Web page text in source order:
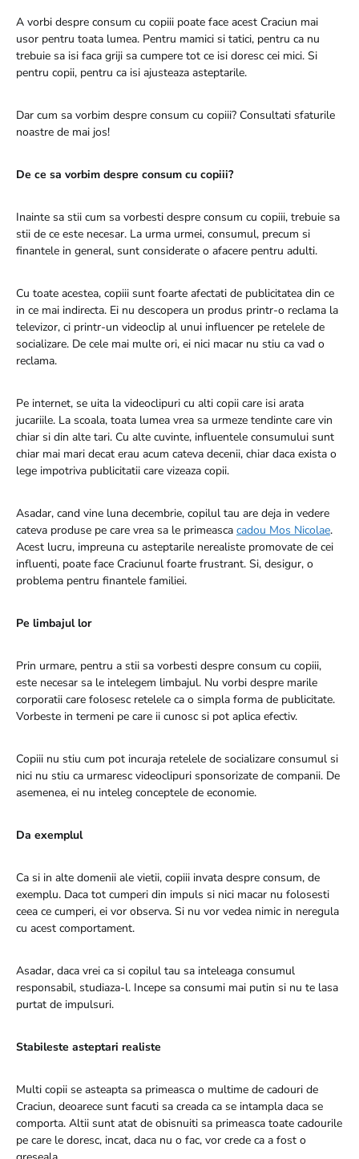
A vorbi despre consum cu copiii poate face acest Craciun mai
usor pentru toata lumea. Pentru mamici si tatici, pentru ca nu
trebuie sa isi faca griji sa cumpere tot ce isi doresc cei mici. Si
pentru copii, pentru ca isi ajusteaza asteptarile.
Dar cum sa vorbim despre consum cu copiii? Consultati sfaturile
noastre de mai jos!
De ce sa vorbim despre consum cu copiii?
Inainte sa stii cum sa vorbesti despre consum cu copiii, trebuie sa
stii de ce este necesar. La urma urmei, consumul, precum si
finantele in general, sunt considerate o afacere pentru adulti.
Cu toate acestea, copiii sunt foarte afectati de publicitatea din ce
in ce mai indirecta. Ei nu descopera un produs printr-o reclama la
televizor, ci printr-un videoclip al unui influencer pe retelele de
socializare. De cele mai multe ori, ei nici macar nu stiu ca vad o
reclama.
Pe internet, se uita la videoclipuri cu alti copii care isi arata
jucariile. La scoala, toata lumea vrea sa urmeze tendinte care vin
chiar si din alte tari. Cu alte cuvinte, influentele consumului sunt
chiar mai mari decat erau acum cateva decenii, chiar daca exista o
lege impotriva publicitatii care vizeaza copii.
Asadar, cand vine luna decembrie, copilul tau are deja in vedere
cateva produse pe care vrea sa le primeasca cadou Mos Nicolae.
Acest lucru, impreuna cu asteptarile nerealiste promovate de cei
influenti, poate face Craciunul foarte frustrant. Si, desigur, o
problema pentru finantele familiei.
Pe limbajul lor
Prin urmare, pentru a stii sa vorbesti despre consum cu copiii,
este necesar sa le intelegem limbajul. Nu vorbi despre marile
corporatii care folosesc retelele ca o simpla forma de publicitate.
Vorbeste in termeni pe care ii cunosc si pot aplica efectiv.
Copiii nu stiu cum pot incuraja retelele de socializare consumul si
nici nu stiu ca urmaresc videoclipuri sponsorizate de companii. De
asemenea, ei nu inteleg conceptele de economie.
Da exemplul
Ca si in alte domenii ale vietii, copiii invata despre consum, de
exemplu. Daca tot cumperi din impuls si nici macar nu folosesti
ceea ce cumperi, ei vor observa. Si nu vor vedea nimic in neregula
cu acest comportament.
Asadar, daca vrei ca si copilul tau sa inteleaga consumul
responsabil, studiaza-l. Incepe sa consumi mai putin si nu te lasa
purtat de impulsuri.
Stabileste asteptari realiste
Multi copii se asteapta sa primeasca o multime de cadouri de
Craciun, deoarece sunt facuti sa creada ca se intampla daca se
comporta. Altii sunt atat de obisnuiti sa primeasca toate cadourile
pe care le doresc, incat, daca nu o fac, vor crede ca a fost o